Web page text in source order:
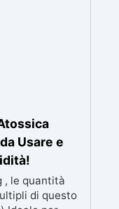
Usare e
, le quantità
di questo